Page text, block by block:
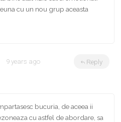
cu un nou grup aceasta
9 years ago Reply
bucuria, de aceea ii
cu astfel de abordare, sa